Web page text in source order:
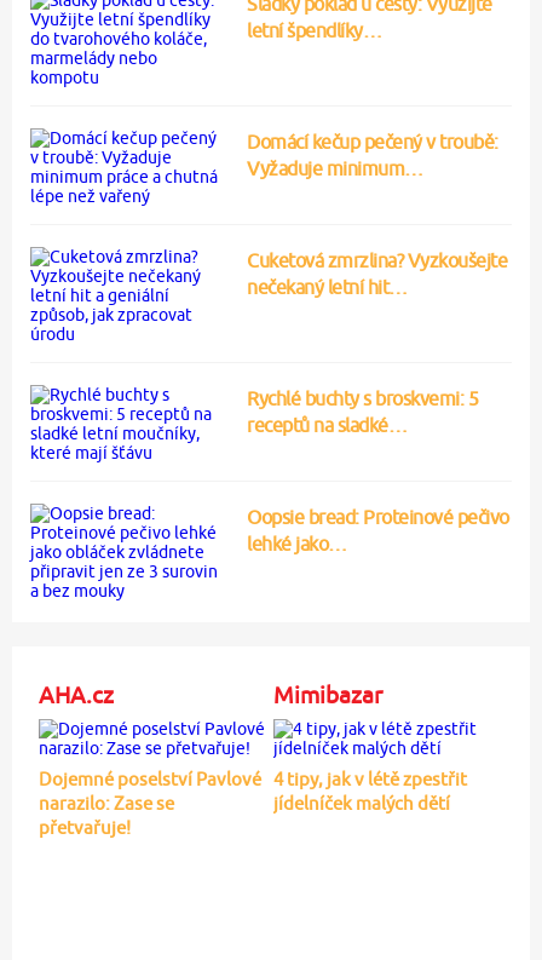
letní špendlíky…
Domácí kečup pečený v troubě:
Vyžaduje minimum…
Cuketová zmrzlina? Vyzkoušejte
nečekaný letní hit…
Rychlé buchty s broskvemi: 5
receptů na sladké…
Oopsie bread: Proteinové pečivo
lehké jako…
AHA.cz
Dojemné poselství Pavlové
narazilo: Zase se
přetvařuje!
Mimibazar
4 tipy, jak v létě zpestřit
jídelníček malých dětí